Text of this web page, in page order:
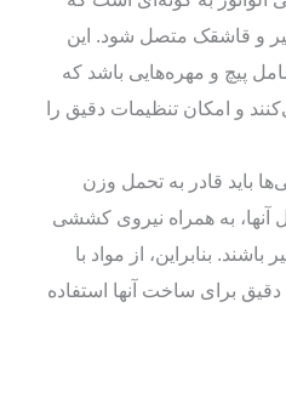
و قاشقک متصل شود. این
پیچ و مهره‌هایی باشد که
و امکان تنظیمات دقیق را
باید قادر به تحمل وزن
آنها، به همراه نیروی کششی
بنابراین، از مواد با
برای ساخت آنها استفاده